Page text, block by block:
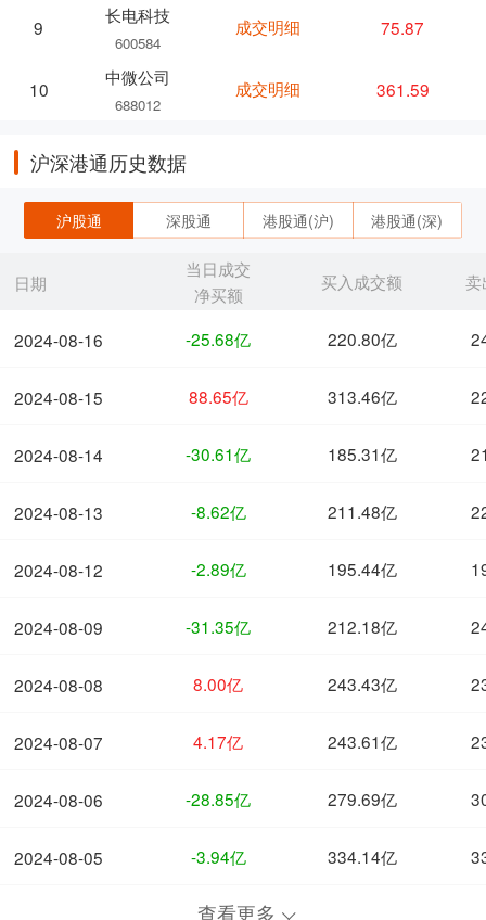
9
长电科技
600584
10
中微公司
688012
成交明细 75.87
成交明细 361.59
沪深港通历史数据
沪股通 深股通 港股通(沪) 港股通(深)
日期
2024-08-16
2024-08-15
2024-08-14
2024-08-13
2024-08-12
2024-08-09
2024-08-08
2024-08-07
2024-08-06
2024-08-05
当日成交
净买额
买入成交额 卖
-25.68亿 220.80亿
88.65亿 313.46亿
-30.61亿 185.31亿
-8.62亿 211.48亿
-2.89亿 195.44亿
-31.35亿 212.18亿
8.00亿 243.43亿
4.17亿 243.61亿
-28.85亿 279.69亿
-3.94亿 334.14亿
查看更多